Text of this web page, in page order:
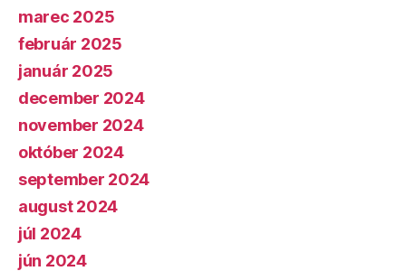
marec 2025
február 2025
január 2025
december 2024
november 2024
október 2024
september 2024
august 2024
júl 2024
jún 2024